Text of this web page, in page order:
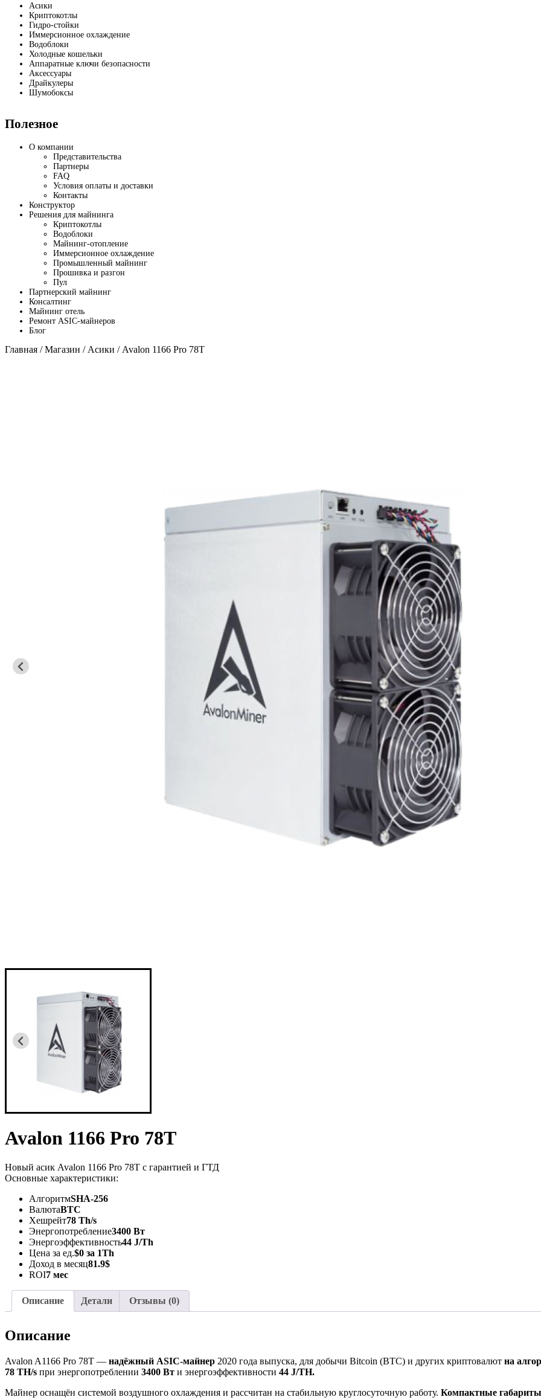
Асики
Криптокотлы
Гидро-стойки
Иммерсионное охлаждение
Водоблоки
Холодные кошельки
Аппаратные ключи безопасности
Аксессуары
Драйкулеры
Шумобоксы
Полезное
О компании
Представительства
Партнеры
FAQ
Условия оплаты и доставки
Контакты
Конструктор
Решения для майнинга
Криптокотлы
Водоблоки
Майнинг-отопление
Иммерсионное охлаждение
Промышленный майнинг
Прошивка и разгон
Пул
Партнерский майнинг
Консалтинг
Майнинг отель
Ремонт ASIC-майнеров
Блог
Главная /Магазин / Асики / Avalon 1166 Pro 78T
Avalon 1166 Pro 78T
Новый асик Avalon 1166 Pro 78T с гарантией и ГТД
Основные характеристики:
АлгоритмSHA-256
ВалютаBTC
Хешрейт78 Th/s
Энергопотребление3400 Вт
Энергоэффективность44 J/Th
Цена за ед.$0 за 1Th
Доход в месяц81.9$
ROI7 мес
Описание Детали Отзывы (0)
Описание
Avalon A1166 Pro 78T — надёжный ASIC-майнер 2020 года выпуска, для добычи Bitcoin (BTC) и других криптовалют на
78 TH/s при энергопотреблении 3400 Вт и энергоэффективности 44 J/TH.
Майнер оснащён системой воздушного охлаждения и рассчитан на стабильную круглосуточную работу. Компактные габариты